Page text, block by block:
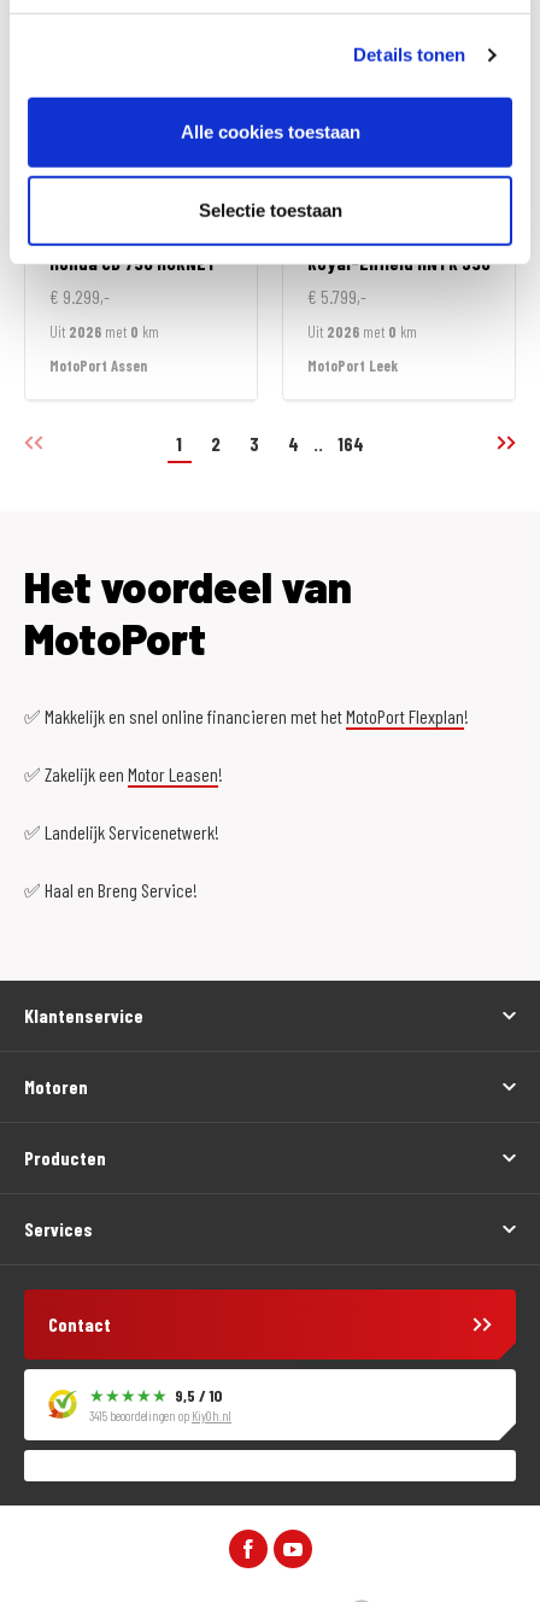
Details tonen
Alle cookies toestaan
Selectie toestaan
MotoPort Almere
MotoPort Assen
HondaCB 750 HORNET
€ 9.299,-
Uit 2026 met 0 km
MotoPort Assen
Royal-EnfieldHNTR 350
€ 5.799,-
Uit 2026 met 0 km
MotoPort Leek
1 2 3 4 .. 164
Het voordeel van
MotoPort
✅ Makkelijk en snel online financieren met hetMotoPort Flexplan!
✅ Zakelijk een Motor Leasen!
✅ Landelijk Servicenetwerk!
✅ Haal en Breng Service!
Klantenservice
Motoren
Producten
Services
Contact
9,5 / 10
3415 beoordelingen op KiyOh.nl